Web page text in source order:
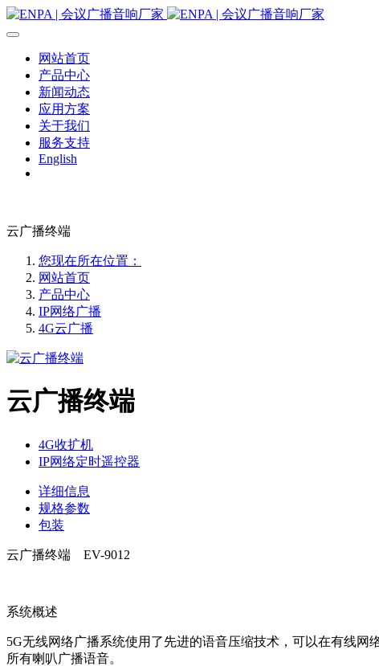
网站首页
产品中心
新闻动态
应用方案
关于我们
服务支持
English
云广播终端
您现在所在位置：
网站首页
产品中心
IP网络广播
4G云广播
云广播终端
4G收扩机
IP网络定时遥控器
详细信息
规格参数
包装
云广播终端 EV-9012
系统概述
5G无线网络广播系统使用了先进的语音压缩技术，可以在有线
所有喇叭广播语音。